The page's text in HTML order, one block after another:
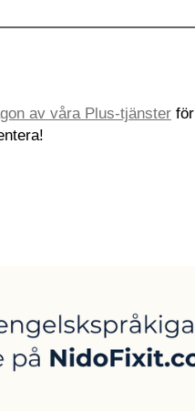
av våra Plus-tjänsterför